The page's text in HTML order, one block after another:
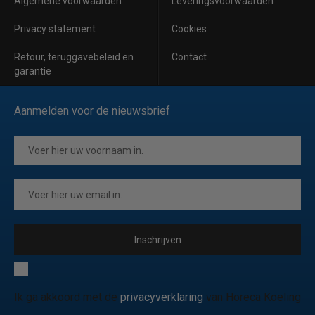
Privacy statement Cookies
Retour, teruggavebeleid en
garantie
Contact
Aanmelden voor de nieuwsbrief
Inschrijven
Ik ga akkoord met de privacyverklaring van Horeca Koeling